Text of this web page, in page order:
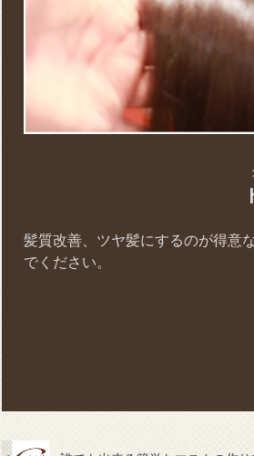
髪質改善、ツヤ髪にするのが得意
でください。